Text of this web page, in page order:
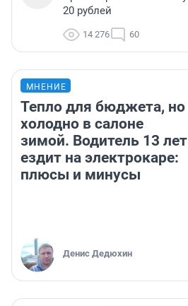
20 рублей
14 276 60
МНЕНИЕ
Тепло для бюджета, но
холодно в салоне
зимой. Водитель 13 лет
ездит на электрокаре:
плюсы и минусы
Денис Дедюхин